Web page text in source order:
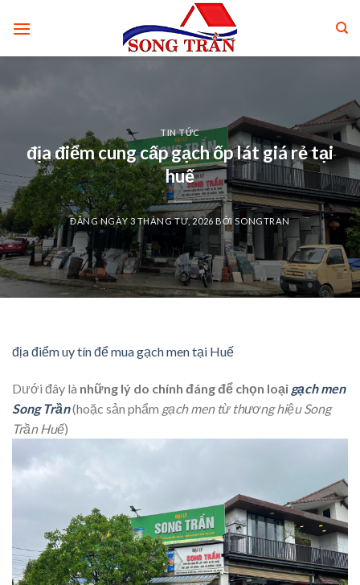
TIN TỨC
địa điểm cung cấp gạch ốp lát giá rẻ tại
huế
ĐĂNG NGÀY3 THÁNG TƯ, 2026 BỞISONGTRAN
địa điểm uy tín để mua gạch men tại Huế
Dưới đây là những lý do chính đáng để chọn loại gạch men
Song Trần(hoặc sản phẩm gạch men từ thương hiệu Song
Trần Huế)